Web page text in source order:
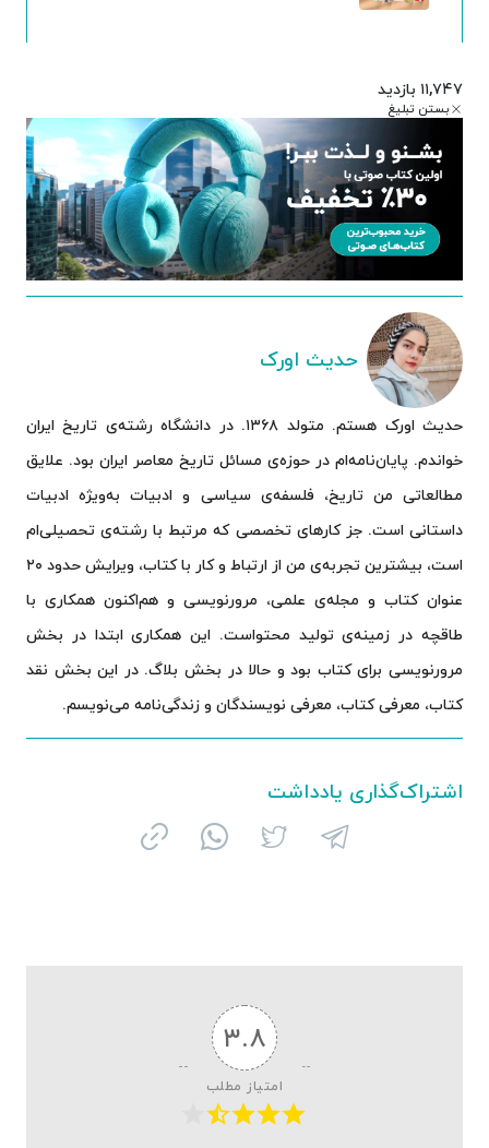
۱۱,۷۴۷ بازدید
بستن تبلیغ
حدیث اورک
حدیث اورک هستم. متولد ۱۳۶۸. در دانشگاه رشته‌ی تاریخ ایران
خواندم. پایان‌نامه‌ام در حوزه‌ی مسائل تاریخ معاصر ایران بود. علایق
مطالعاتی من تاریخ، فلسفه‌ی سیاسی و ادبیات به‌ویژه ادبیات
داستانی است. جز کارهای تخصصی که مرتبط با رشته‌ی تحصیلی‌ام
است، بیشترین تجربه‌ی من از ارتباط و کار با کتاب، ویرایش حدود ۲۰
عنوان کتاب‌ و مجله‌ی علمی، مرورنویسی و هم‌اکنون همکاری با
طاقچه در زمینه‌ی تولید محتواست. این همکاری ابتدا در بخش
مرورنویسی برای کتاب بود و حالا در بخش بلاگ. در این بخش نقد
کتاب، معرفی کتاب، معرفی نویسندگان و زندگی‌نامه می‌نویسم.
اشتراک‌گذاری یادداشت
۳.۸
امتیاز مطلب